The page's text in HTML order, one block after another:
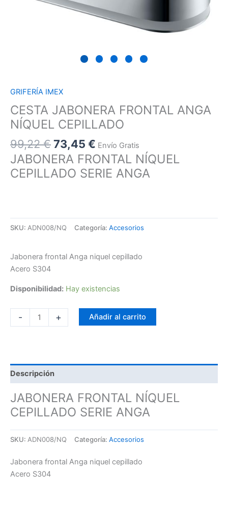
GRIFERÍA IMEX
CESTA JABONERA FRONTAL ANGA
NÍQUEL CEPILLADO
99,22€73,45 € Envío Gratis
JABONERA FRONTAL NÍQUEL
CEPILLADO SERIE ANGA
SKU: ADN008/NQ Categoría: Accesorios
Jabonera frontal Anga niquel cepillado
Acero S304
Disponibilidad: Hay existencias
- + Añadir al carrito
Descripción
JABONERA FRONTAL NÍQUEL
CEPILLADO SERIE ANGA
SKU: ADN008/NQ Categoría: Accesorios
Jabonera frontal Anga niquel cepillado
Acero S304